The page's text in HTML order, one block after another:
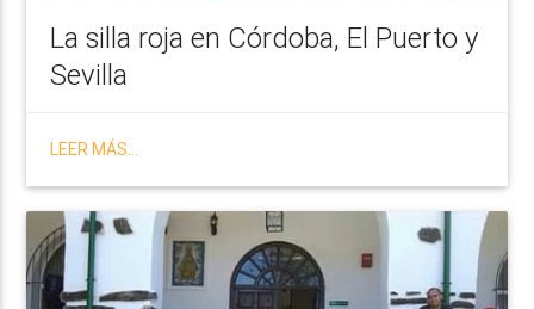
La silla roja en Córdoba, El Puerto y
Sevilla
LEER MÁS...